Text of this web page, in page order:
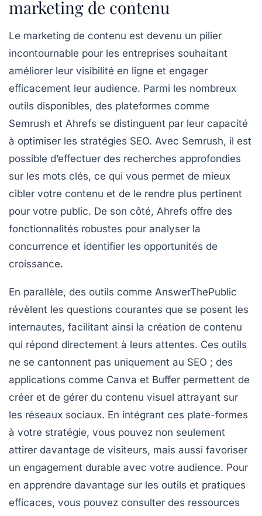
marketing de contenu
Le marketing de contenu est devenu un pilier
incontournable pour les entreprises souhaitant
améliorer leur visibilité en ligne et engager
efficacement leur audience. Parmi les nombreux
outils disponibles, des plateformes comme
Semrush et Ahrefs se distinguent par leur capacité
à optimiser les stratégies SEO. Avec Semrush, il est
possible d’effectuer des recherches approfondies
sur les mots clés, ce qui vous permet de mieux
cibler votre contenu et de le rendre plus pertinent
pour votre public. De son côté, Ahrefs offre des
fonctionnalités robustes pour analyser la
concurrence et identifier les opportunités de
croissance.
En parallèle, des outils comme AnswerThePublic
révèlent les questions courantes que se posent les
internautes, facilitant ainsi la création de contenu
qui répond directement à leurs attentes. Ces outils
ne se cantonnent pas uniquement au SEO ; des
applications comme Canva et Buffer permettent de
créer et de gérer du contenu visuel attrayant sur
les réseaux sociaux. En intégrant ces plate-formes
à votre stratégie, vous pouvez non seulement
attirer davantage de visiteurs, mais aussi favoriser
un engagement durable avec votre audience. Pour
en apprendre davantage sur les outils et pratiques
efficaces, vous pouvez consulter des ressources